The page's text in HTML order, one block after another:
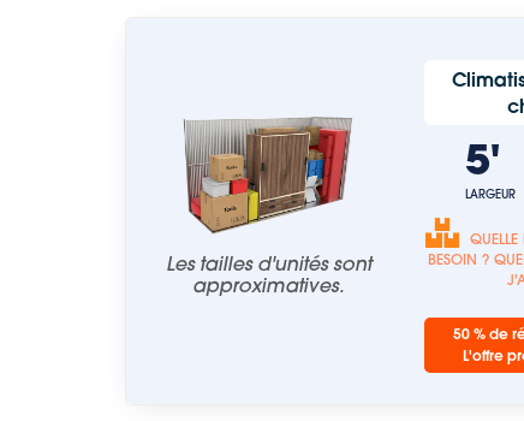
Les tailles d'unités sont
approximatives.
LARGEUR
BESOIN ?
50 % de
L'offre